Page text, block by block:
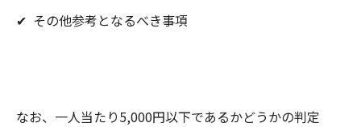
✔ その他参考となるべき事項
なお、一人当たり5,000円以下であるかどうかの判定